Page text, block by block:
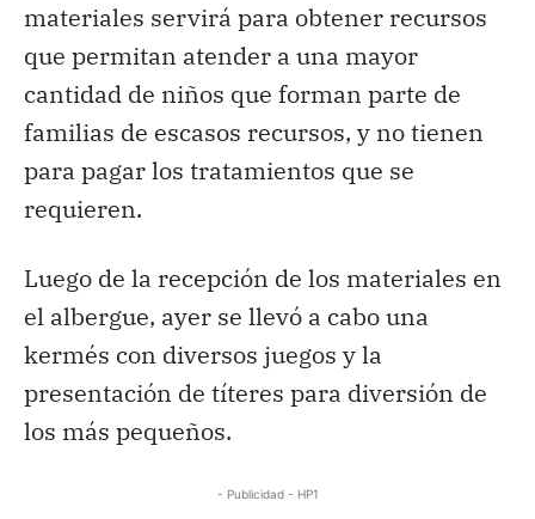
materiales servirá para obtener recursos
que permitan atender a una mayor
cantidad de niños que forman parte de
familias de escasos recursos, y no tienen
para pagar los tratamientos que se
requieren.
Luego de la recepción de los materiales en
el albergue, ayer se llevó a cabo una
kermés con diversos juegos y la
presentación de títeres para diversión de
los más pequeños.
- Publicidad - HP1